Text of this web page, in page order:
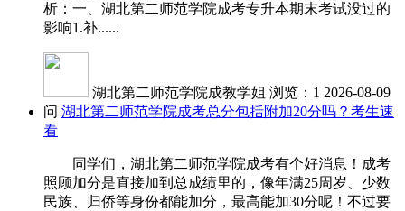
析：一、湖北第二师范学院成考专升本期末考试没过的
影响1.补......
湖北第二师范学院成教学姐 浏览：1 2026-08-09
问 湖北第二师范学院成考总分包括附加20分吗？考生速
看
同学们，湖北第二师范学院成考有个好消息！成考
照顾加分是直接加到总成绩里的，像年满25周岁、少数
民族、归侨等身份都能加分，最高能加30分呢！不过要